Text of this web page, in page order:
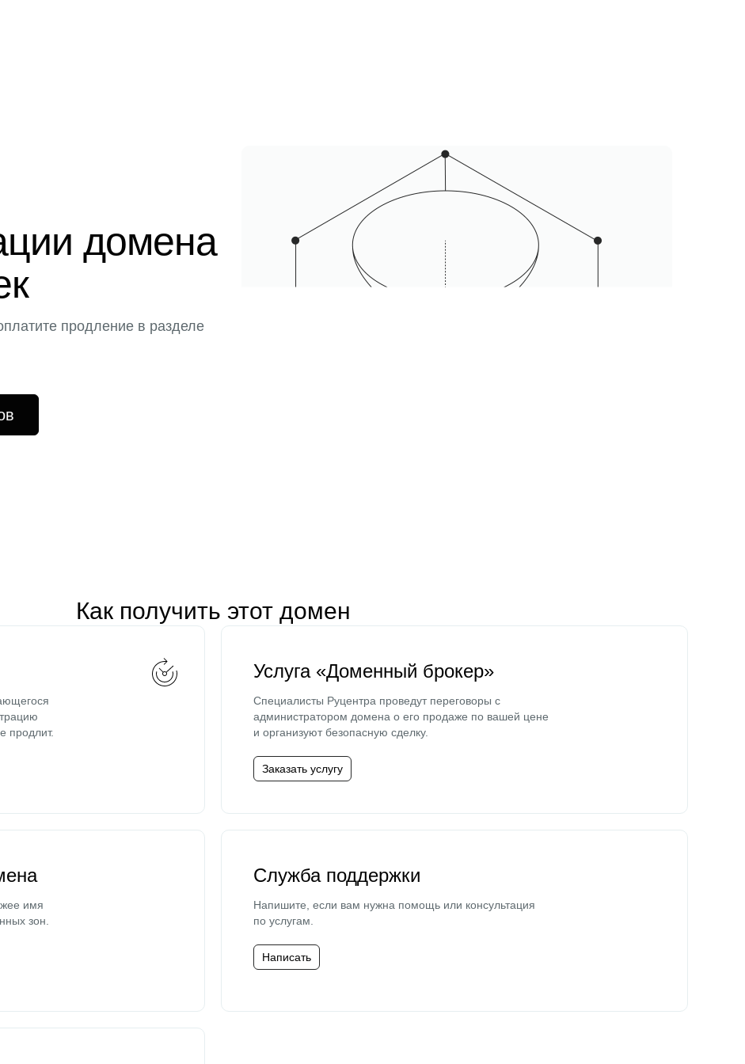
домена
продление в разделе
Как получить этот домен
продлит.
Услуга «Доменный брокер»
Специалисты Руцентра проведут переговоры с
администратором домена о его продаже по вашей цене
и организуют безопасную сделку.
Заказать услугу
имя
зон.
Служба поддержки
Напишите, если вам нужна помощь или консультация
по услугам.
Написать